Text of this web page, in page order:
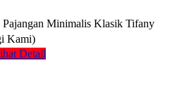
Minimalis Klasik Tifany
Kami)
Detail